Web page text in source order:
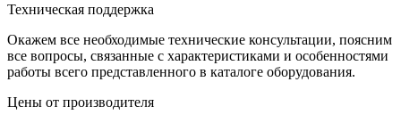
Техническая поддержка
Окажем все необходимые технические консультации, поясним
все вопросы, связанные с характеристиками и особенностями
работы всего представленного в каталоге оборудования.
Цены от производителя